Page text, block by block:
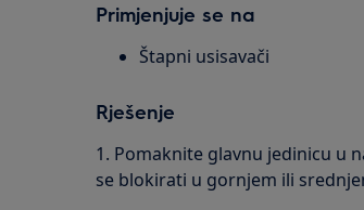
Primjenjuje se na
Štapni usisavači
Rješenje
1. Pomaknite glavnu jedinicu u
se blokirati u gornjem ili